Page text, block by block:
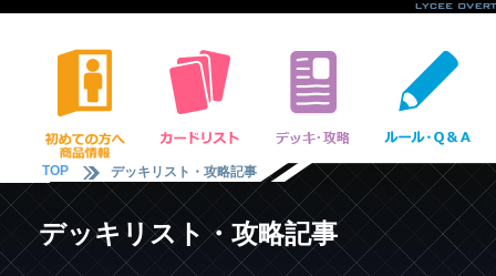
TOP デッキリスト・攻略記事
デッキリスト・攻略記事